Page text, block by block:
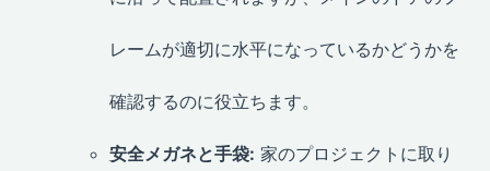
レームが適切に水平になっているかどうかを
確認するのに役立ちます。
安全メガネと手袋: 家のプロジェクトに取り